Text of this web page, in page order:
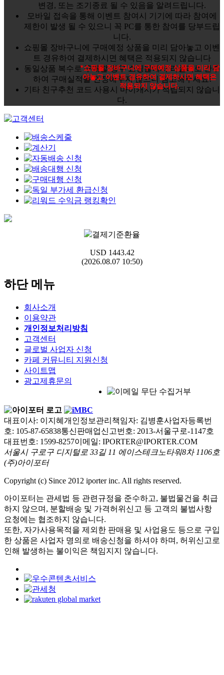
*쇼핑몰 장바구니에 구매예정 상품을 미리 담
아놓고 이벤트 경유하여 결제하시면 혜택은
적용되지 않습니다.
변경, 또는 조기종료 될 수 있음을 알려드립니다.
모바일 접속을 통해 이벤트 참여시 기기에 따라 참여에
제한이 발생 될 수 있으니 꼭 PC를 통한 참여를 당부드립
니다.
쇼핑몰 장바구니에 구매예정 상품을 미리 담아놓고 이벤
트 경유하여 결제하시면 혜택은 적용되지 않습니다
동일상품 복수로 구매할 경우 쇼핑몰에서 리셀러로 간주
하여 구매실적을 인정해주지 않으니 참고해주세요!
기타 친구추천 코드 사용시 마이캐시가 적립되지 않습니
다.
결제기준환율
USD 1443.42
(2026.08.07 10:50)
하단 메뉴
회사소개
이용약관
개인정보처리방침
고객센터
글로벌 사업자 신청
카페 커뮤니티 지원신청
사이트맵
광고제휴문의
대표이사: 이지혜 개인정보관리책임자: 김병훈사업자등록번
호: 105-87-65838통신판매업신고번호: 2013-서울구로-1147호
대표번호: 1599-8257이메일: IPORTER@IPORTER.COM
서울시 구로구 디지털로 33길 11 에이스테크노타워8차 1106호
(주)아이포터
Copyright (c) Since 2012 iporter inc. All rights reserved.
아이포터는 관세법 등 관련규정을 준수하고, 불법물건을 취급
하지 않으며, 분할배송 및 가격허위신고 등 고객의 불법사항
요청에는 협조하지 않습니다.
또한, 자가사용목적을 제외한 판매용 및 사업용도 등으로 구입
한 상품은 사업자 명의로 배송신청을 하셔야 하며, 허위신고로
인해 발생하는 불이익은 책임지지 않습니다.